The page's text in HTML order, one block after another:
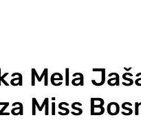
Mela
Miss